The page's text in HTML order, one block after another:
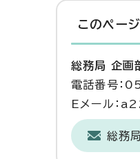
このペー
総務局 企画
電話番号
Eメール
総務